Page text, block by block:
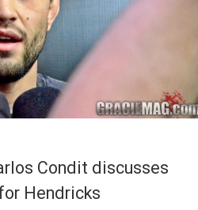
Condit discusses
Hendricks